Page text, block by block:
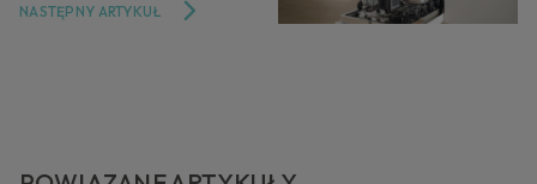
NASTĘPNY ARTYKUŁ